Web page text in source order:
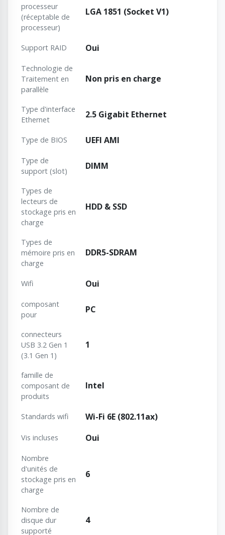
processeur
(réceptable de
processeur)
LGA 1851 (Socket V1)
Support RAID Oui
Technologie de
Traitement en
parallèle
Non pris en charge
Type d'interface
Ethernet
2.5 Gigabit Ethernet
Type de BIOS UEFI AMI
Type de
support (slot)
DIMM
Types de
lecteurs de
stockage pris en
charge
HDD & SSD
Types de
mémoire pris en
charge
DDR5-SDRAM
Wifi Oui
composant
pour
PC
connecteurs
USB 3.2 Gen 1
(3.1 Gen 1)
1
famille de
composant de
produits
Intel
Standards wifi Wi-Fi 6E (802.11ax)
Vis incluses Oui
Nombre
d'unités de
stockage pris en
charge
6
Nombre de
disque dur
supporté
4